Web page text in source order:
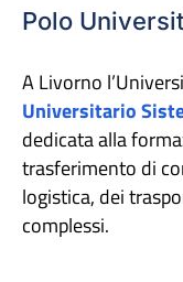
Polo
A Livorno
Universitario
dedicata alla
trasferimento di
logistica, dei
complessi.